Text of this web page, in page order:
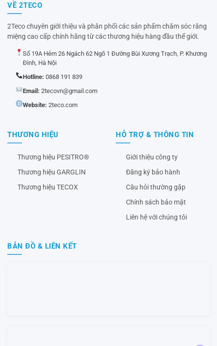
VỀ 2TECO
2Teco chuyên giới thiệu và phân phối các sản phẩm chăm sóc răng
miệng cao cấp chính hãng từ các thương hiệu hàng đầu thế giới.
Số 19A Hẻm 26 Ngách 62 Ngõ 1 Đường Bùi Xương Trạch, P. Khương
Đình, Hà Nội
Hotline: 0868 191 839
Email: 2tecovn@gmail.com
Website: 2teco.com
THƯƠNG HIỆU
Thương hiệu PESITRO®
Thương hiệu GARGLIN
Thương hiệu TECOX
HỖ TRỢ & THÔNG TIN
Giới thiệu công ty
Đăng ký bảo hành
Câu hỏi thường gặp
Chính sách bảo mật
Liên hệ với chúng tôi
BẢN ĐỒ & LIÊN KẾT